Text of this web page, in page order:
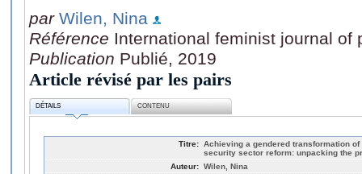
par Wilen, Nina
Référence International feminist journal of
Publication Publié, 2019
Article révisé par les pairs
DÉTAILS CONTENU
Titre: Achieving a gendered transformation
security sector reform: unpacking the
Auteur: Wilen, Nina